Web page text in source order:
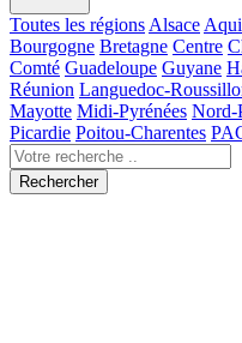
Toutes les régions Alsace
Bourgogne Bretagne Centre
Comté Guadeloupe Guyane
Réunion Languedoc-
Mayotte Midi-Pyrénées Nord-
Picardie Poitou-Charentes
Rechercher